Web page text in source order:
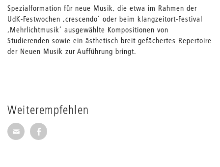
Weiterempfehlen
Seite per E-Mail weiterempfehlen
Seite auf Facebook weiterempfehlen
Spezialformation für neue Musik, die etwa im Rahmen der
UdK-Festwochen ‚crescendo‘ oder beim klangzeitort-Festival
‚Mehrlichtmusik‘ ausgewählte Kompositionen von
Studierenden sowie ein ästhetisch breit gefächertes Repertoire
der Neuen Musik zur Aufführung bringt.